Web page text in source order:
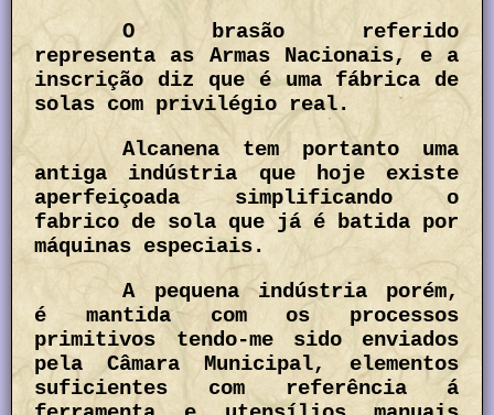
O brasão referido
representa as Armas Nacionais, e a
inscrição diz que é uma fábrica de
solas com privilégio real.
Alcanena tem portanto uma
antiga indústria que hoje existe
aperfeiçoada simplificando o
fabrico de sola que já é batida por
máquinas especiais.
A pequena indústria porém,
é mantida com os processos
primitivos tendo-me sido enviados
pela Câmara Municipal, elementos
suficientes com referência á